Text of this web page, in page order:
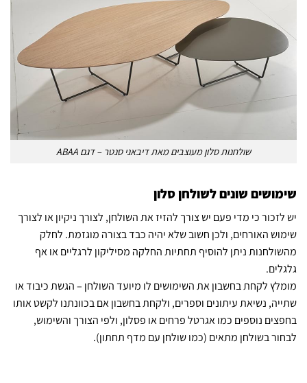
שולחנות סלון מעוצבים מאת דיבאני סנטר – דגם ABAA
שימושים שונים לשולחן סלון
יש לזכור כי מדי פעם יש צורך להזיז את השולחן, לצורך ניקיון או לצורך
שימוש האורחים, ולכן חשוב שלא יהיה כבד בצורה מוגזמת. לחלק
מהשולחנות ניתן להוסיף תחתיות החלקה מסיליקון לרגליים או אף
גלגלים.
מומלץ לקחת בחשבון את השימושים לו מיועד השולחן – הגשת כיבוד או
שתייה, נשיאת עיתונים וספרים, ולקחת בחשבון אם בכוונתנו לקשט אותו
בחפצים נוספים כמו אגרטל פרחים או פסלון, ולפי הצורך והשימוש,
לבחור בשולחן מתאים (כמו שולחן עם מדף תחתון).